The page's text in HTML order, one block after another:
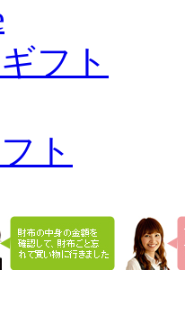
フト
ト